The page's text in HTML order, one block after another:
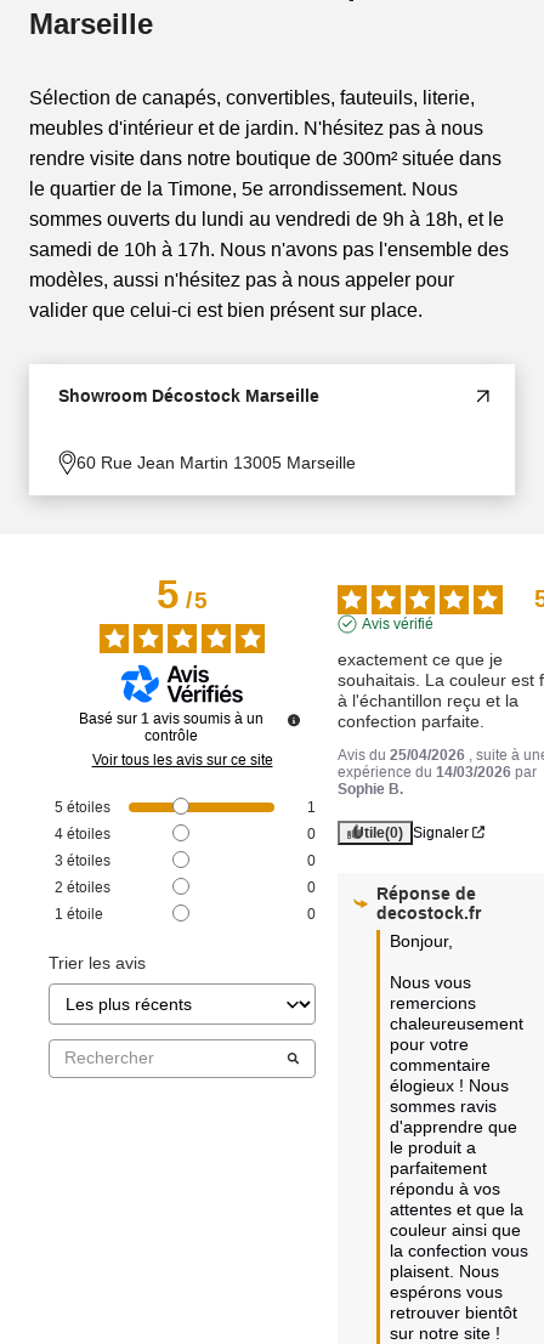
Marseille
Sélection de canapés, convertibles, fauteuils, literie,
meubles d'intérieur et de jardin. N'hésitez pas à nous
rendre visite dans notre boutique de 300m² située dans
le quartier de la Timone, 5e arrondissement. Nous
sommes ouverts du lundi au vendredi de 9h à 18h, et le
samedi de 10h à 17h. Nous n'avons pas l'ensemble des
modèles, aussi n'hésitez pas à nous appeler pour
valider que celui-ci est bien présent sur place.
Showroom Décostock Marseille
60 Rue Jean Martin 13005 Marseille
5/5
Basé sur 1 avis soumis à un
contrôle
Voir tous les avis sur ce site
5 étoiles
1
4 étoiles
0
3 étoiles
0
2 étoiles
0
1 étoile 0
Trier les avis
Avis vérifié
exactement ce que je
souhaitais. La couleur est
à l'échantillon reçu et la
confection parfaite.
Avis du 25/04/2026 , suite à
expérience du 14/03/2026 par
Sophie B.
Utile(0) Signaler
Réponse de
decostock.fr
Bonjour,
Nous vous
remercions
chaleureusement
pour votre
commentaire
élogieux ! Nous
sommes ravis
d'apprendre que
le produit a
parfaitement
répondu à vos
attentes et que la
couleur ainsi que
la confection vous
plaisent. Nous
espérons vous
retrouver bientôt
sur notre site !